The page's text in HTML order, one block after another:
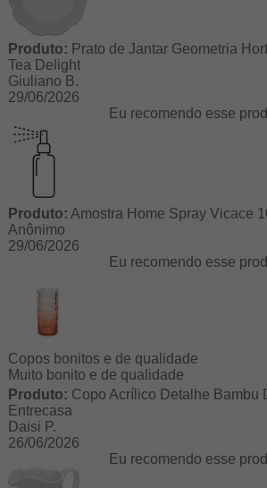
Produto: Prato de Jantar Geometria
Tea Delight
Giuliano B.
29/06/2026
Eu recomendo esse
Produto: Amostra Home Spray Vicace
Anônimo
29/06/2026
Eu recomendo esse
Copos bonitos e de qualidade
Muito bonito e de qualidade
Produto: Copo Acrílico Detalhe Bambu
Entrecasa
Daisi P.
26/06/2026
Eu recomendo esse